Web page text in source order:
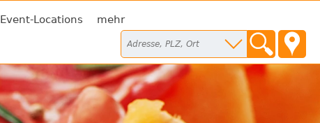
Event-Locations mehr